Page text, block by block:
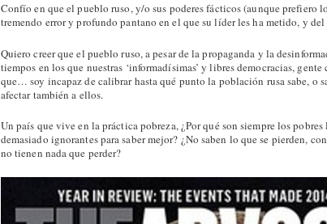
Confío en que el pueblo ruso, y/o sus poderes fácticos (aunque prefiero
tremendo error y profundo pantano en el que su líder les ha metido, y
Quiero creer que el pueblo ruso, a pesar de la propaganda y la
tiempos en los que nuestras ‘informadísimas’ y libres democracias,
que… soy incapaz de calibrar hasta qué punto la población rusa sabe, o
afectar también a ellos.
Un país que vive en la práctica pobreza, ¿Por qué son siempre los
demasiado ignorantes para saber mejor? ¿No saben lo que se pierden,
no tienen nada que perder?